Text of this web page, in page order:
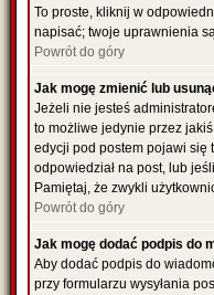
To proste, kliknij w
napisać; twoje uprawnienia
Powrót do góry
Jak mogę zmienić lub
Jeżeli nie jesteś
to możliwe jedynie przez
edycji pod postem pojawi się
odpowiedział na post, lub
Pamiętaj, że zwykli
Powrót do góry
Jak mogę dodać podpis do
Aby dodać podpis do
przy formularzu wysyłania